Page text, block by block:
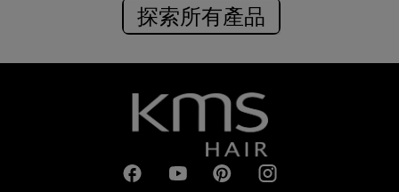
探索所有產品